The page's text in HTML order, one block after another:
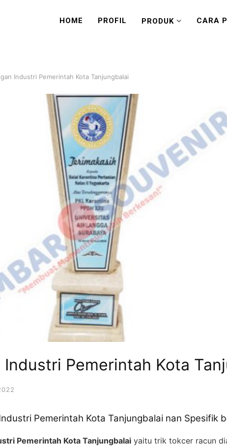
HOME PROFIL PRODUK CARA
Industri Pemerintah Kota Tanjungbalai
Pemerintah Kota
Pemerintah Kota Tanjungbalai nan Spesifik
Pemerintah Kota Tanjungbalai yaitu trik tokcer racun